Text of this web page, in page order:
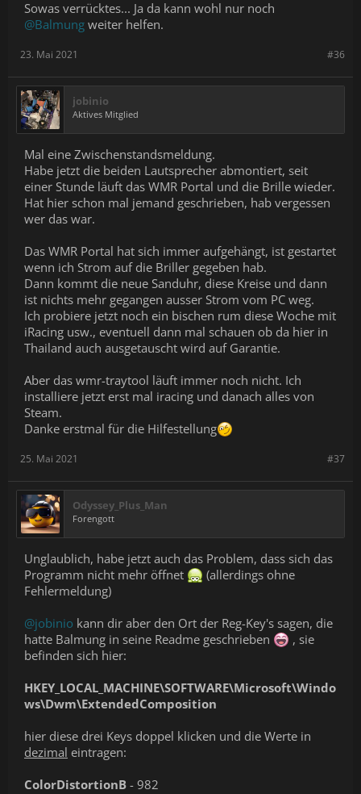
Sowas verrücktes... Ja da kann wohl nur noch
@Balmung weiter helfen.
#36
23. Mai 2021
jobinio
Aktives Mitglied
Mal eine Zwischenstandsmeldung.
Habe jetzt die beiden Lautsprecher abmontiert, seit
einer Stunde läuft das WMR Portal und die Brille wieder.
Hat hier schon mal jemand geschrieben, hab vergessen
wer das war.
Das WMR Portal hat sich immer aufgehängt, ist gestartet
wenn ich Strom auf die Briller gegeben hab.
Dann kommt die neue Sanduhr, diese Kreise und dann
ist nichts mehr gegangen ausser Strom vom PC weg.
Ich probiere jetzt noch ein bischen rum diese Woche mit
iRacing usw., eventuell dann mal schauen ob da hier in
Thailand auch ausgetauscht wird auf Garantie.
Aber das wmr-traytool läuft immer noch nicht. Ich
installiere jetzt erst mal iracing und danach alles von
Steam.
Danke erstmal für die Hilfestellung
#37
25. Mai 2021
Odyssey_Plus_Man
Forengott
Unglaublich, habe jetzt auch das Problem, dass sich das
Programm nicht mehr öffnet
(allerdings ohne
Fehlermeldung)
@jobinio kann dir aber den Ort der Reg-Key's sagen, die
hatte Balmung in seine Readme geschrieben
, sie
befinden sich hier:
HKEY_LOCAL_MACHINE\SOFTWARE\Microsoft\Windo
ws\Dwm\ExtendedComposition
hier diese drei Keys doppel klicken und die Werte in
dezimal eintragen:
ColorDistortionB - 982